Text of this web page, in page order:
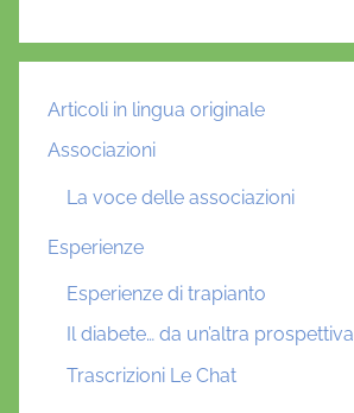
Articoli in lingua originale
Associazioni
La voce delle associazioni
Esperienze
Esperienze di trapianto
Il diabete… da un’altra prospettiva
Trascrizioni Le Chat